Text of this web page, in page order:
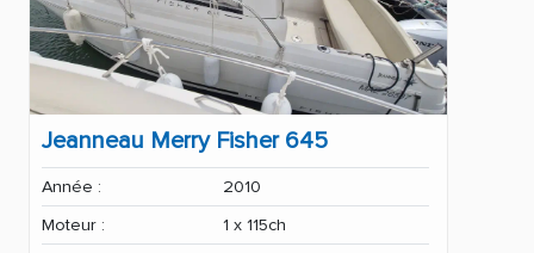
Jeanneau Merry Fisher 645
Année :
2010
Moteur :
1 x 115ch